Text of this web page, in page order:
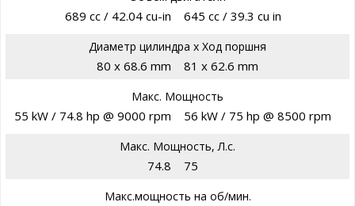
689 cc / 42.04 cu-in 645 cc / 39.3 cu in
Диаметр цилиндра х Ход поршня
80 x 68.6 mm 81 x 62.6 mm
Макс. Мощность
55 kW / 74.8 hp @ 9000 rpm 56 kW / 75 hp @ 8500 rpm
Макс. Мощность, Л.с.
74.8 75
Макс.мощность на об/мин.